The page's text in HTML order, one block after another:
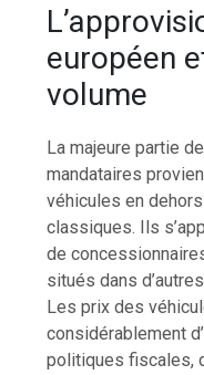
européen
volume
La majeure partie
mandataires
véhicules en
classiques. Ils
de
situés dans
Les prix des
considérablement
politiques fiscales,